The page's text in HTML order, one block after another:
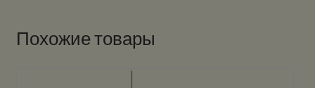
Похожие товары